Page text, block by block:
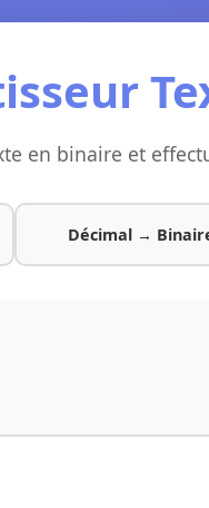
en binaire et
Décimal →